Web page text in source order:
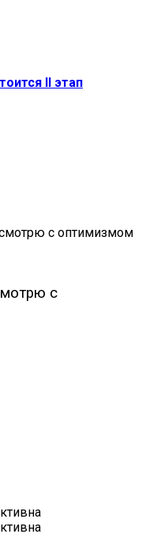
II этап
с оптимизмом
с